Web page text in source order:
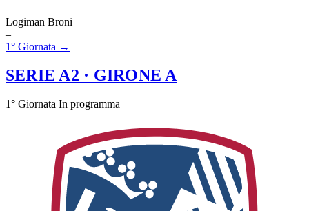
Logiman Broni
–
1° Giornata →
SERIE A2 · GIRONE A
1° Giornata In programma